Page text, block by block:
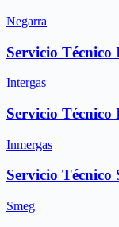
Negarra
Servicio Técnico
Intergas
Servicio Técnico
Inmergas
Servicio Técnico
Smeg